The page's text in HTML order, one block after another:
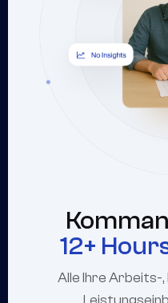
12+
Alle Ihre Arbeits-